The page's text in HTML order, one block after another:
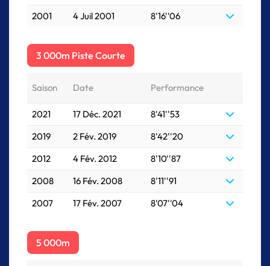
2001
4 Juil 2001 8'16''06
3 000m Piste Courte
Saison Date Performance
2021 17 Déc. 2021
8'41''53
2019
2 Fév. 2019
8'42''20
2012
4 Fév. 2012
8'10''87
2008
16 Fév. 2008
8'11''91
2007
17 Fév. 2007 8'07''04
5 000m